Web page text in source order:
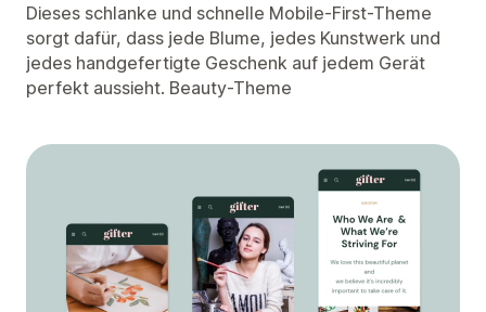
Dieses schlanke und schnelle Mobile-First-Theme
sorgt dafür, dass jede Blume, jedes Kunstwerk und
jedes handgefertigte Geschenk auf jedem Gerät
perfekt aussieht. Beauty-Theme